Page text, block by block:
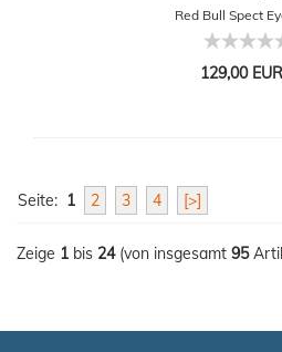
Red Bull Spect
129,00
Seite: 1 2 3 4 [>]
Zeige 1 bis 24(von insgesamt 95